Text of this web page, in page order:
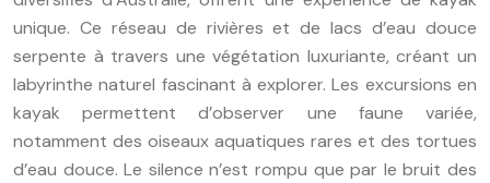
unique. Ce réseau de rivières et de lacs d’eau douce
serpente à travers une végétation luxuriante, créant un
labyrinthe naturel fascinant à explorer. Les excursions en
kayak permettent d’observer une faune variée,
notamment des oiseaux aquatiques rares et des tortues
d’eau douce. Le silence n’est rompu que par le bruit des